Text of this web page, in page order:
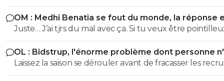
plus compliqué pour se mettre en valeur surtout
fais face à la concurrence des milieux actuels titulaires,
logique que ce joueur de 20 ans soit prêté pour s
en attendant son tour et prendre du temps de jeu,
il n a pas encore floppé, c est encore trop tôt pour le
déterminer
OM : Medhi Benatia se fout du monde, la réponse
violente
Juste… J’ai tjrs du mal avec ça. Si tu veux être
etc…oui Mais c’est pas eux qui courent (ou pas) sur le
aussi…
OL : Bidstrup, l'énorme problème dont personne
parler
Laissez la saison se dérouler avant de fracasser les